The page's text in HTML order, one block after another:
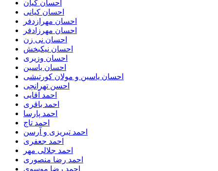
احسان کیان
احسان کیانی
احسان مهرازدفر
احسان مهرزادفر
احسان نی زن
احسان نیکبخش
احسان وزیری
احسان یاسین
احسان یاسین و مولان کورتیشی
احسن تهرانچی
احمد آقایی
احمد باقری
احمد پارسا
احمد تاج
احمد تبریزی و آرسن
احمد جعفری
احمد جلالی مهر
احمد رضا منصوری
احمد رضا موسوی